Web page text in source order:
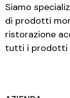
Siamo
di prodotti
ristorazione
tutti i prodotti